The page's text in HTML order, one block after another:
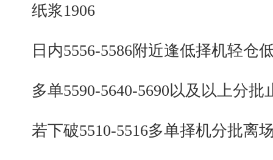
纸浆1906
日内5556-5586附近逢低择机轻仓
多单5590-5640-5690以及以上分批
若下破5510-5516多单择机分批离